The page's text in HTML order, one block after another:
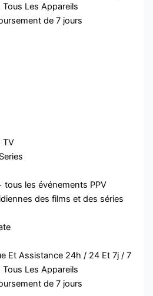
Les Appareils
de 7 jours
TV
tous les événements PPV
des films et des séries
Et Assistance 24h / 24 Et 7j / 7
Les Appareils
de 7 jours